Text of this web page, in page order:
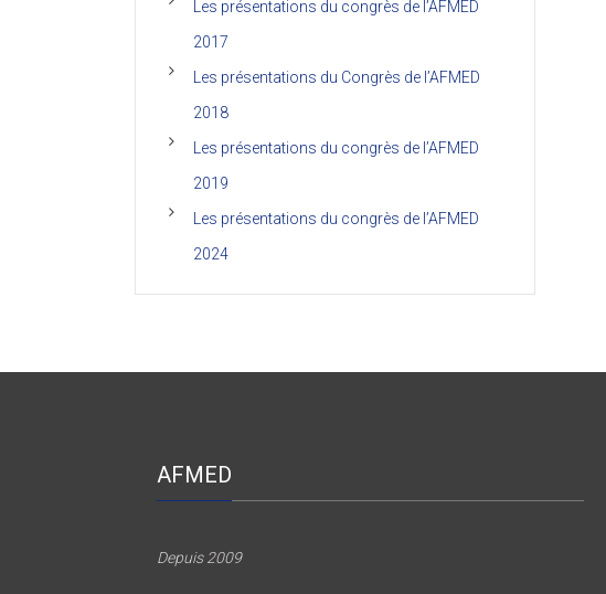
Les présentations du congrès de l’AFMED
2017
Les présentations du Congrès de l’AFMED
2018
Les présentations du congrès de l’AFMED
2019
Les présentations du congrès de l’AFMED
2024
AFMED
Depuis 2009